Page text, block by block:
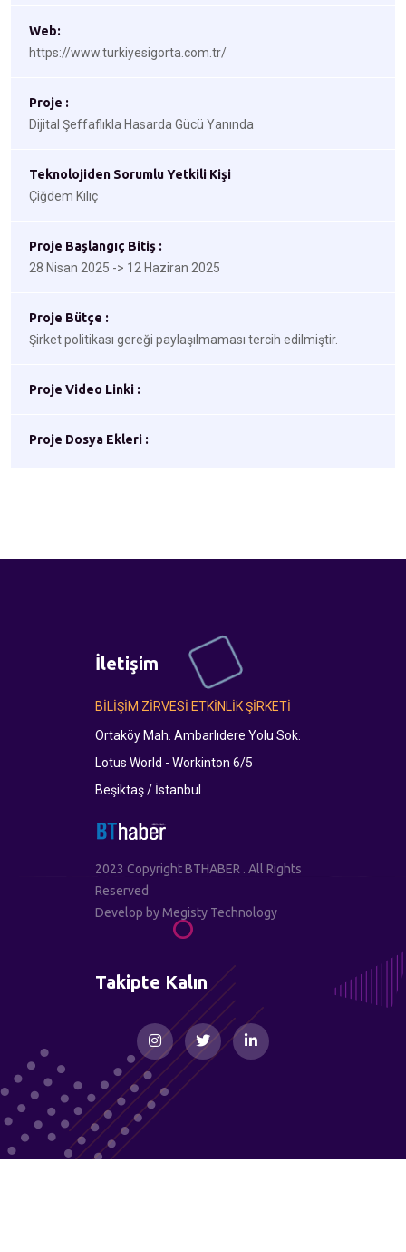
Web:
https://www.turkiyesigorta.com.tr/
Proje :
Dijital Şeffaflıkla Hasarda Gücü Yanında
Teknolojiden Sorumlu Yetkili Kişi
Çiğdem Kılıç
Proje Başlangıç Bitiş :
28 Nisan 2025 -> 12 Haziran 2025
Proje Bütçe :
Şirket politikası gereği paylaşılmaması tercih edilmiştir.
Proje Video Linki :
Proje Dosya Ekleri :
İletişim
BİLİŞİM ZİRVESİ ETKİNLİK ŞİRKETİ
Ortaköy Mah. Ambarlıdere Yolu Sok.
Lotus World - Workinton 6/5
Beşiktaş / İstanbul
2023 Copyright BTHABER . All Rights
Reserved
Develop byMegisty Technology
Takipte Kalın